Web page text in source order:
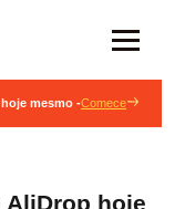
mesmo -Comece
AliDrop hoje